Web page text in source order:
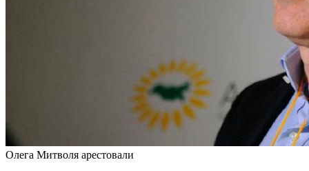
Олега Митволя арестовали